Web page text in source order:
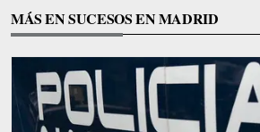
MÁS EN SUCESOS EN MADRID